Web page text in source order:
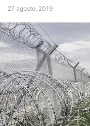
27 agosto, 2019